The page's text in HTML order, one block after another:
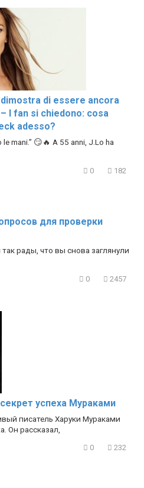
di essere ancora
I fan si chiedono: cosa
adesso?
mani.” 😏🔥 A 55 anni, J.Lo ha
0 182
для проверки
рады, что вы снова заглянули
0 2457
успеха Мураками
писатель Харуки Мураками
Он рассказал,
0 232